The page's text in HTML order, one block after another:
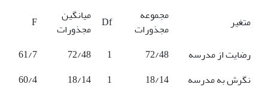
متغیر
مجموعه
مجذورات
Df میانگین
مجذورات
F
رضایت از مدرسه
72/48
1
72/48
61/7
نگرش به مدرسه
18/14
1
18/14
60/4